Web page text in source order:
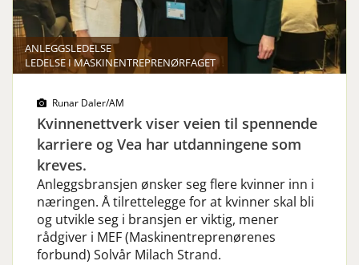
ANLEGGSLEDELSE
LEDELSE I MASKINENTREPRENØRFAGET
Runar Daler/AM
Kvinnenettverk viser veien til spennende
karriere og Vea har utdanningene som
kreves.
Anleggsbransjen ønsker seg flere kvinner inn i
næringen. Å tilrettelegge for at kvinner skal bli
og utvikle seg i bransjen er viktig, mener
rådgiver i MEF (Maskinentreprenørenes
forbund) Solvår Milach Strand.